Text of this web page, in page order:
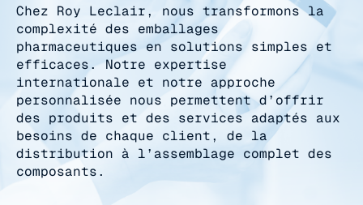
Chez Roy Leclair, nous transformons la
complexité des emballages
pharmaceutiques en solutions simples et
efficaces. Notre expertise
internationale et notre approche
personnalisée nous permettent d’offrir
des produits et des services adaptés aux
besoins de chaque client, de la
distribution à l’assemblage complet des
composants.